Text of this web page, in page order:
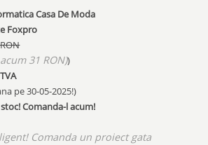
Casa De Moda
Foxpro
31 RON))
pe30-05-2025!)
Comanda-l acum!
Comanda un proiect gata